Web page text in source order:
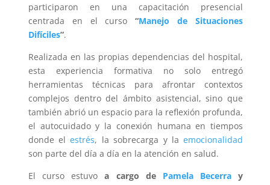
participaron en una capacitación presencial
centrada en el curso“Manejo de Situaciones
Difíciles”.
Realizada en las propias dependencias del hospital,
esta experiencia formativa no solo entregó
herramientas técnicas para afrontar contextos
complejos dentro del ámbito asistencial, sino que
también abrió un espacio para la reflexión profunda,
el autocuidado y la conexión humana en tiempos
donde elestrés, la sobrecarga y laemocionalidad
son parte del día a día en la atención en salud.
El curso estuvoa cargo de Pamela Becerra y